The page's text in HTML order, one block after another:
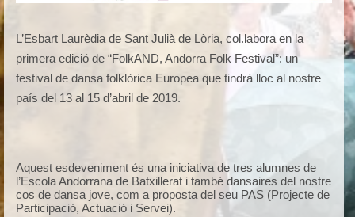
L’Esbart Laurèdia de Sant Julià de Lòria, col.labora en la
primera edició de “FolkAND, Andorra Folk Festival”: un
festival de dansa folklòrica Europea que tindrà lloc al nostre
país del 13 al 15 d’abril de 2019.
Aquest esdeveniment és una iniciativa de tres alumnes de
l’Escola Andorrana de Batxillerat i també dansaires del nostre
cos de dansa jove, com a proposta del seu PAS (Projecte de
Participació, Actuació i Servei).